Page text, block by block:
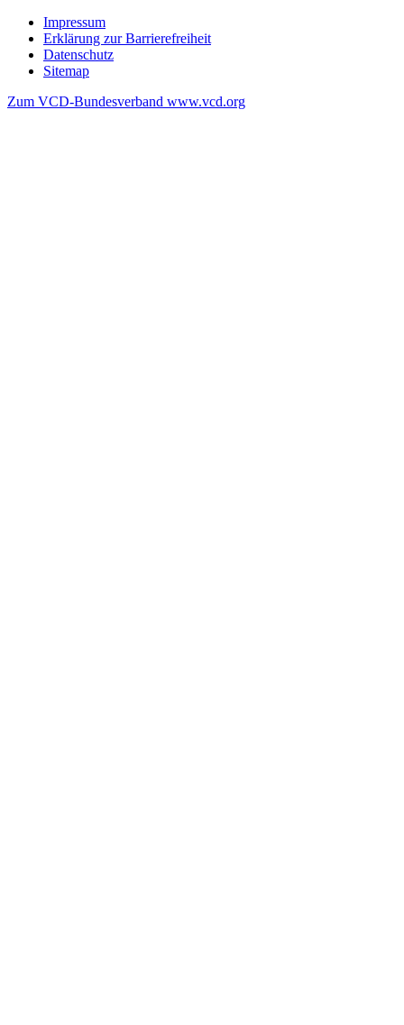
Impressum
Erklärung zur Barrierefreiheit
Datenschutz
Sitemap
Zum VCD-Bundesverband www.vcd.org